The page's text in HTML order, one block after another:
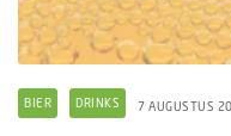
BIER DRINKS 7 AUGUSTUS